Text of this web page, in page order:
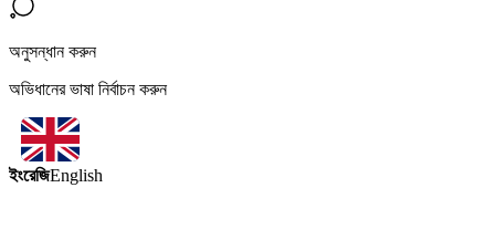
অনুসন্ধান করুন
অভিধানের ভাষা নির্বাচন করুন
ইংরেজিEnglish